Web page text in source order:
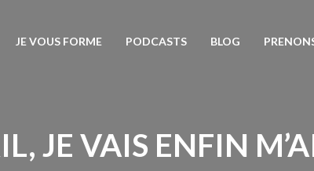
JE VOUS FORME PODCASTS BLOG
JE VAIS ENFIN